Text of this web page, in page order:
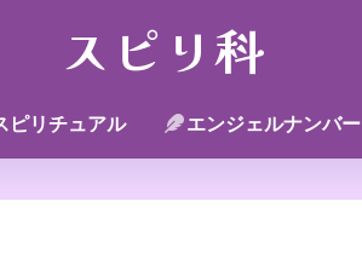
スピリ科
ピリチュアル エンジェルナンバー